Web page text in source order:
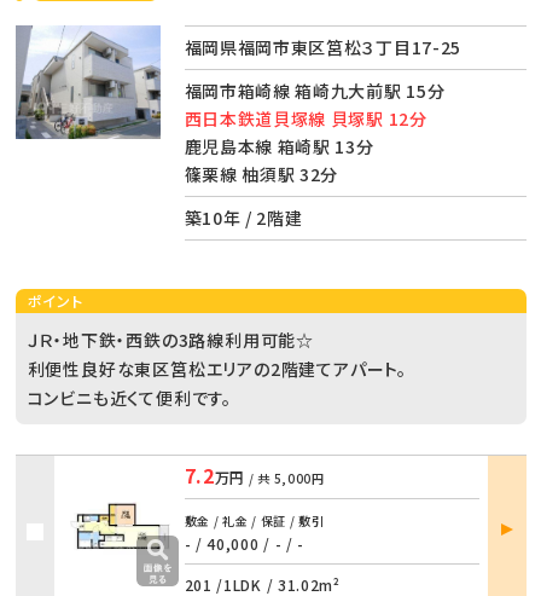
福岡県福岡市東区筥松３丁目17-25
福岡市箱崎線 箱崎九大前駅 15分
西日本鉄道貝塚線 貝塚駅 12分
鹿児島本線 箱崎駅 13分
篠栗線 柚須駅 32分
築10年 / 2階建
ポイント
ＪＲ・地下鉄・西鉄の3路線利用可能☆
利便性良好な東区筥松エリアの2階建てアパート。
コンビニも近くて便利です。
7.2万円 / 共 5,000円
敷金 / 礼金 / 保証 / 敷引
- / 40,000 / - / -
201 /1LDK / 31.02m²
部屋
詳細